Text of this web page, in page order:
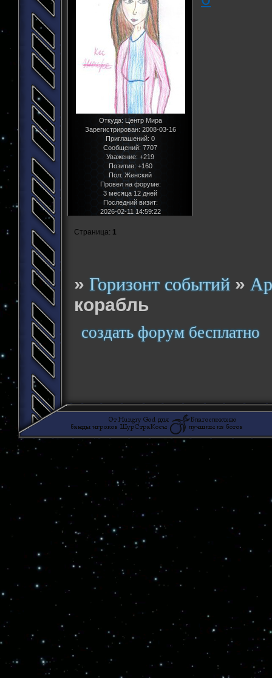
Откуда: Центр Мира
Зарегистрирован: 2008-03-16
Приглашений: 0
Сообщений: 7707
Уважение: +219
Позитив: +160
Пол:Женский
Провел на форуме:
3 месяца 12 дней
Последний визит:
2026-02-11 14:59:22
Страница: 1
»Горизонт событий »
корабль
создать форум бесплатно